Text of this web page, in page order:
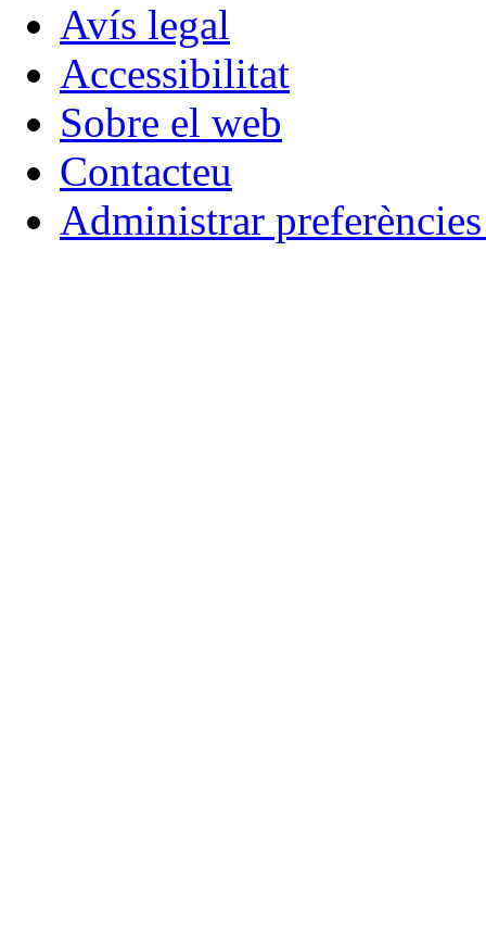
Avís legal
Accessibilitat
Sobre el web
Contacteu
Administrar